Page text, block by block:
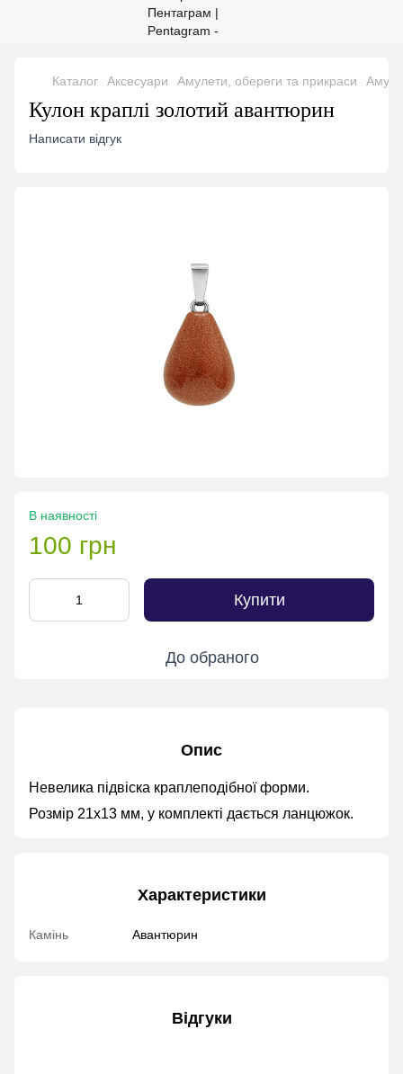
Каталог Аксесуари Амулети, обереги та прикраси
Кулон краплі золотий авантюрин
Написати відгук
В наявності
100 грн
Купити
До обраного
Опис
Невелика підвіска краплеподібної форми.
Розмір 21х13 мм, у комплекті дається ланцюжок.
Характеристики
Камінь Авантюрин
Відгуки